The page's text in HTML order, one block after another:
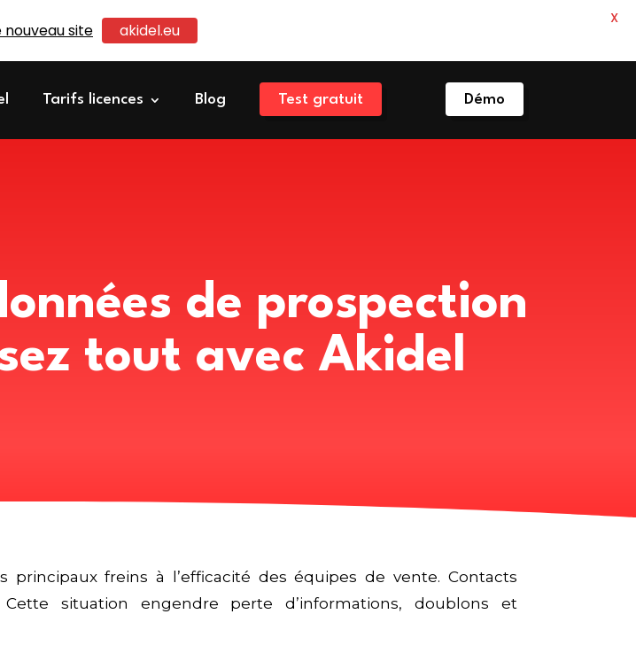
Tarifs licences Blog Test gratuit Démo
de prospection
tout avec Akidel
freins à l’efficacité des équipes de vente. Contacts
situation engendre perte d’informations, doublons et
site akidel.eu
X